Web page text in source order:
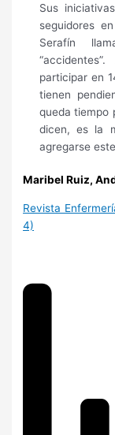
Sus
seguidores
Serafín
participar en
tienen
queda tiempo
dicen, es la
agregarse
Maribel Ruiz,
Revista
4)